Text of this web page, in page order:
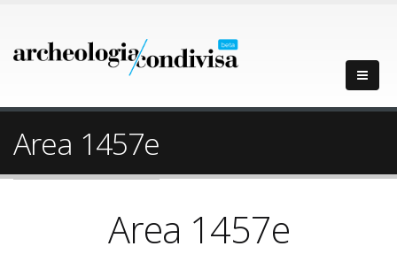
Area 1457e
Area 1457e